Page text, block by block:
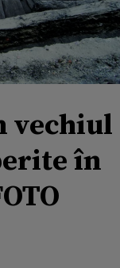
vechiul
în